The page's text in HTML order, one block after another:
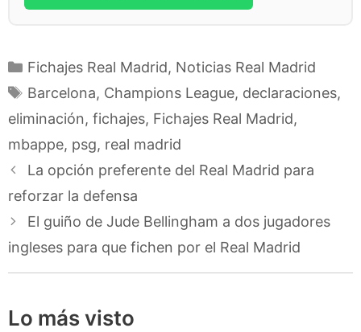
Categorías
Fichajes Real Madrid, Noticias Real Madrid
Etiquetas
Barcelona, Champions League, declaraciones,
eliminación, fichajes, Fichajes Real Madrid,
mbappe, psg, real madrid
La opción preferente del Real Madrid para
reforzar la defensa
El guiño de Jude Bellingham a dos jugadores
ingleses para que fichen por el Real Madrid
Lo más visto